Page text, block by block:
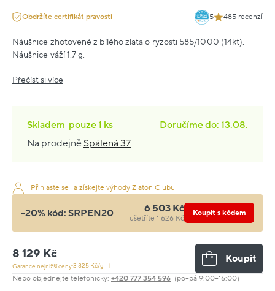
Obdržíte certifikát pravosti 5 485 recenzí
Náušnice zhotovené z bílého zlata o ryzosti 585/1000 (14kt).
Náušnice váží 1.7 g.
Přečíst si více
Skladem pouze1 ks
Doručíme do: 13.08.
Na prodejně Spálená 37
Přihlaste se a získejte výhody Zlaton Clubu
-20% kód: SRPEN20 6 503 Kč
ušetříte 1 626 Kč
Koupit s kódem
8 129 Kč
Garance nejnižší ceny:3 825 Kč/g
Koupit
Nebo objednejte telefonicky: +420 777 354 596 (po–pá 9:00–16:00)